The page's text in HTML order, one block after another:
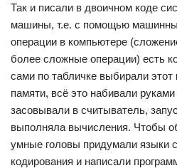
Так и писали в двоичном коде
машины, т.е. с помощью
операции в компьютере
более сложные операции) есть
сами по табличке выбирали этот
памяти, всё это набивали
засовывали в считыватель,
выполняла вычисления. Чтобы
умные головы придумали языки
кодирования и написали